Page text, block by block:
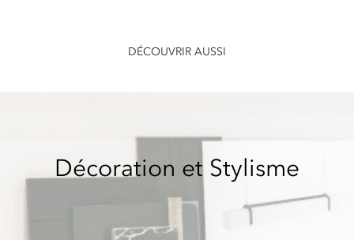
DÉCOUVRIR AUSSI
Décoration et Stylisme